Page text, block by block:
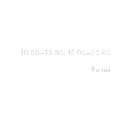
10:00–13:00, 15:00–20:00
Fermé